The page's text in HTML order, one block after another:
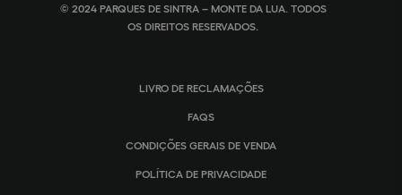
© 2024 PARQUES DE SINTRA – MONTE DA LUA. TODOS
OS DIREITOS RESERVADOS.
LIVRO DE RECLAMAÇÕES
FAQS
CONDIÇÕES GERAIS DE VENDA
POLÍTICA DE PRIVACIDADE